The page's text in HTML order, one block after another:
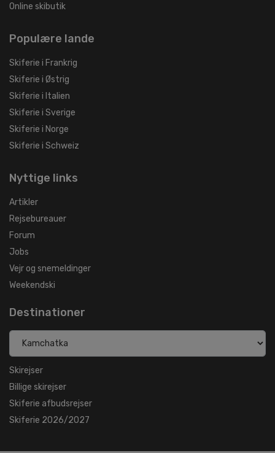
Online skibutik
Populære lande
Skiferie i Frankrig
Skiferie i Østrig
Skiferie i Italien
Skiferie i Sverige
Skiferie i Norge
Skiferie i Schweiz
Nyttige links
Artikler
Rejsebureauer
Forum
Jobs
Vejr og snemeldinger
Weekendski
Destinationer
Skirejser
Billige skirejser
Skiferie afbudsrejser
Skiferie 2026/2027